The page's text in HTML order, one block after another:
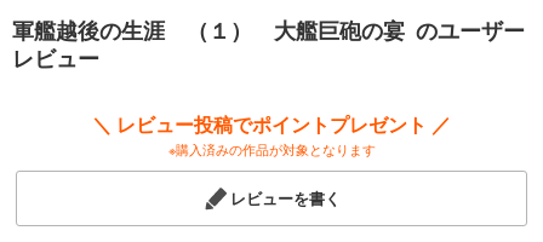
軍艦越後の生涯 （１） 大艦巨砲の宴 のユーザー
レビュー
＼ レビュー投稿でポイントプレゼント ／
※購入済みの作品が対象となります
レビューを書く